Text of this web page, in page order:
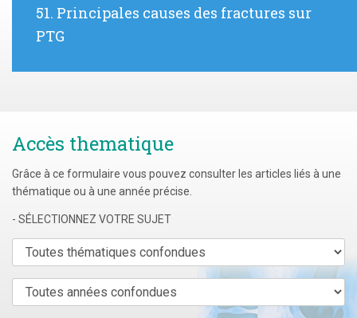
Article
:
51. Principales causes des fractures sur
PTG
Accès thematique
Grâce à ce formulaire vous pouvez consulter les articles liés à une
thématique ou à une année précise.
- SÉLECTIONNEZ VOTRE SUJET